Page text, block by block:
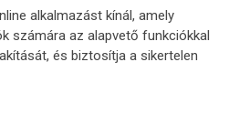
alkalmazást kínál, amely
számára az alapvető funkciókkal
és biztosítja a sikertelen